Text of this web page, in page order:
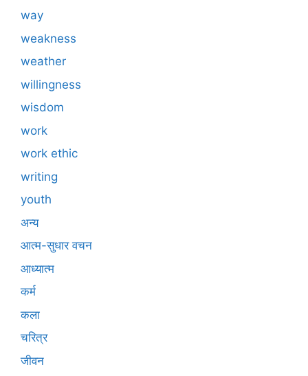
way
weakness
weather
willingness
wisdom
work
work ethic
writing
youth
अन्य
आत्म-सुधार वचन
आध्यात्म
कर्म
कला
चरित्र
जीवन